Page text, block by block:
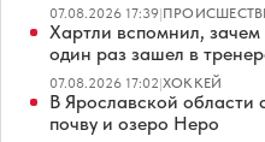
07.08.2026 17:39|
Хартли вспомнил,
один раз зашел в
07.08.2026 17:02|ХОККЕЙ
В Ярославской области
почву и озеро Неро